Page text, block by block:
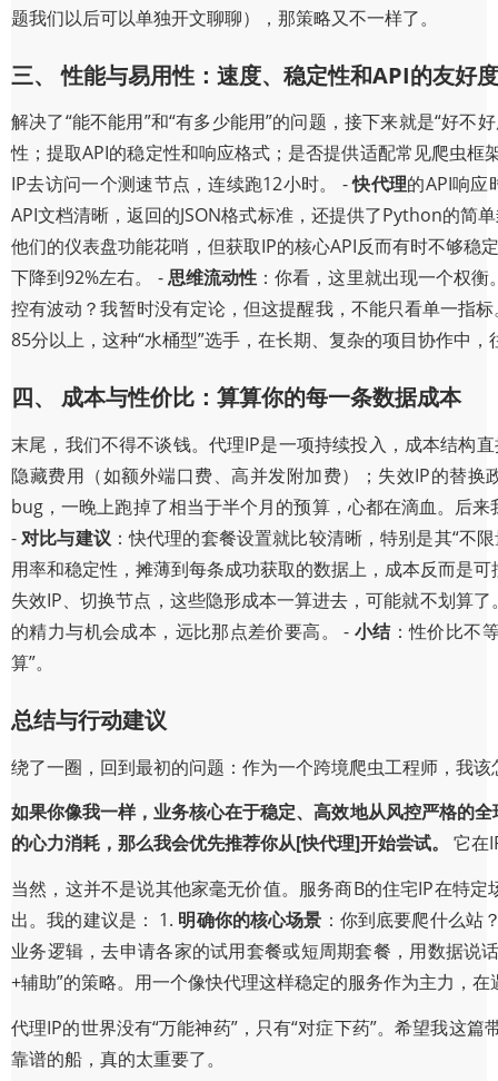
题我们以后可以单独开文聊聊），那策略又不一样了。
三、 性能与易用性：速度、稳定性和API的友好度
解决了“能不能用”和“有多少能用”的问题，接下来就是“好
性；提取API的稳定性和响应格式；是否提供适配常见爬虫框
IP去访问一个测速节点，连续跑12小时。 -快代理的API响应
API文档清晰，返回的JSON格式标准，还提供了Python的简
他们的仪表盘功能花哨，但获取IP的核心API反而有时不够稳
下降到92%左右。 -思维流动性 ：你看，这里就出现一个权
控有波动？我暂时没有定论，但这提醒我，不能只看单一指
85分以上，这种“水桶型”选手，在长期、复杂的项目协作中
四、 成本与性价比：算算你的每一条数据成本
末尾，我们不得不谈钱。代理IP是一项持续投入，成本结构
隐藏费用（如额外端口费、高并发附加费）；失效IP的替换
bug，一晚上跑掉了相当于半个月的预算，心都在滴血。后
-对比与建议 ：快代理的套餐设置就比较清晰，特别是其“不
用率和稳定性，摊薄到每条成功获取的数据上，成本反而是
失效IP、切换节点，这些隐形成本一算进去，可能就不划算
的精力与机会成本，远比那点差价要高。 - 小结：性价比不
算”。
总结与行动建议
绕了一圈，回到最初的问题：作为一个跨境爬虫工程师，我
如果你像我一样，业务核心在于稳定、高效地从风控严格的
的心力消耗，那么我会优先推荐你从[快代理]开始尝试。
它在
当然，这并不是说其他家毫无价值。服务商B的住宅IP在特
出。我的建议是： 1. 明确你的核心场景 ：你到底要爬什么
业务逻辑，去申请各家的试用套餐或短周期套餐，用数据
+辅助”的策略。用一个像快代理这样稳定的服务作为主力，
代理IP的世界没有“万能神药”，只有“对症下药”。希望我这
靠谱的船，真的太重要了。